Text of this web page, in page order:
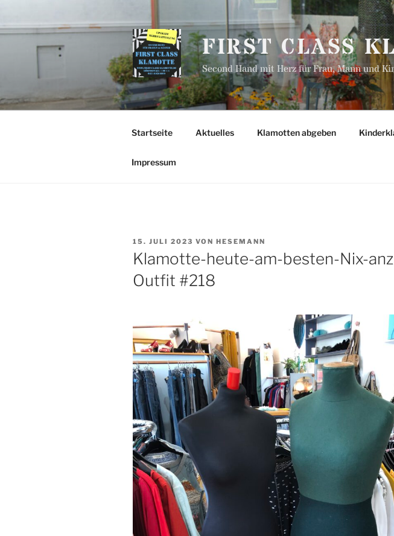
springen
FIRST CLASS
Second Hand mit Herz für Frau, Mann und
Startseite Aktuelles Klamotten abgeben
Impressum
VERÖFFENTLICHT
AM
15. JULI 2023 VON HESEMANN
Klamotte-heute-am-besten-Nix-
Outfit #218